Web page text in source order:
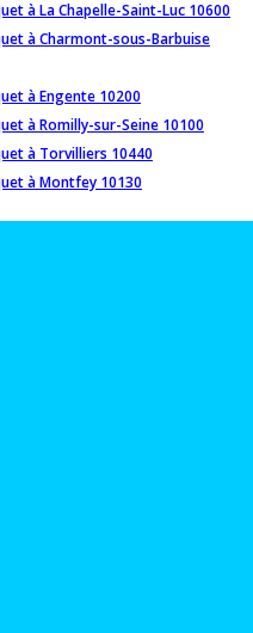
à La Chapelle-Saint-Luc 10600
à Charmont-sous-Barbuise
à Engente 10200
à Romilly-sur-Seine 10100
à Torvilliers 10440
à Montfey 10130